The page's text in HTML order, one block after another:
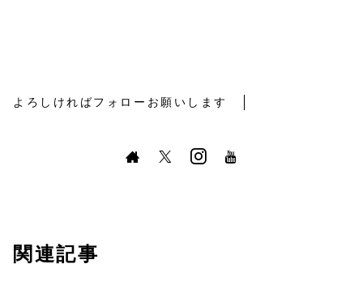
よろしければフォローお願いします
関連記事